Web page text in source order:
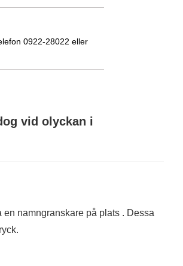
0922-28022 eller
vid olyckan i
namngranskare på plats . Dessa